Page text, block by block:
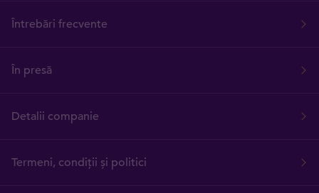
Întrebări frecvente
În presă
Detalii companie
Termeni, condiții și politici